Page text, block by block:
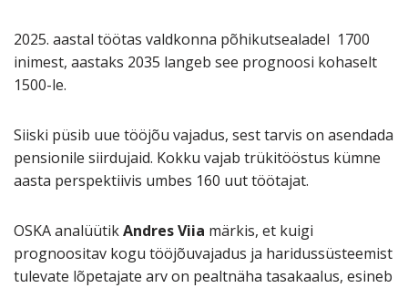
2025. aastal töötas valdkonna põhikutsealadel 1700
inimest, aastaks 2035 langeb see prognoosi kohaselt
1500-le.
Siiski püsib uue tööjõu vajadus, sest tarvis on asendada
pensionile siirdujaid. Kokku vajab trükitööstus kümne
aasta perspektiivis umbes 160 uut töötajat.
OSKA analüütikAndres Viia märkis, et kuigi
prognoositav kogu tööjõuvajadus ja haridussüsteemist
tulevate lõpetajate arv on pealtnäha tasakaalus, esineb